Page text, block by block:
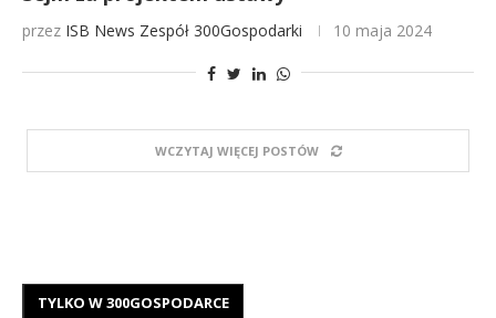
przez ISB News Zespół 300Gospodarki 10 maja 2024
WCZYTAJ WIĘCEJ POSTÓW
TYLKO W 300GOSPODARCE